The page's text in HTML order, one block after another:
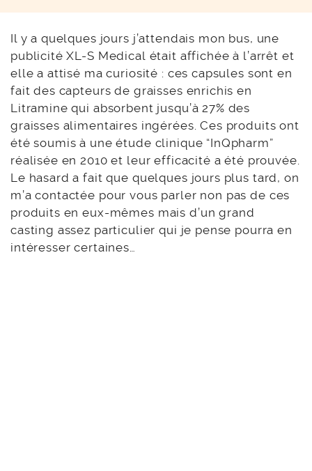
Il y a quelques jours j’attendais mon bus, une
publicité XL-S Medical était affichée à l’arrêt et
elle a attisé ma curiosité : ces capsules sont en
fait des capteurs de graisses enrichis en
Litramine qui absorbent jusqu’à 27% des
graisses alimentaires ingérées. Ces produits ont
été soumis à une étude clinique “InQpharm”
réalisée en 2010 et leur efficacité a été prouvée.
Le hasard a fait que quelques jours plus tard, on
m’a contactée pour vous parler non pas de ces
produits en eux-mêmes mais d’un grand
casting assez particulier qui je pense pourra en
intéresser certaines…